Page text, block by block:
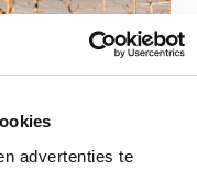
advertenties te
voor